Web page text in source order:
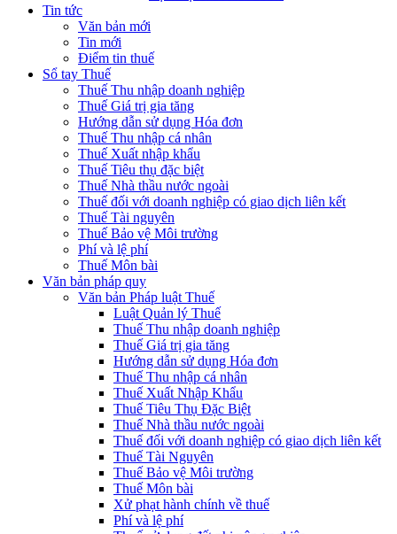
Tin tức
Văn bản mới
Tin mới
Điểm tin thuế
Sổ tay Thuế
Thuế Thu nhập doanh nghiệp
Thuế Giá trị gia tăng
Hướng dẫn sử dụng Hóa đơn
Thuế Thu nhập cá nhân
Thuế Xuất nhập khẩu
Thuế Tiêu thụ đặc biệt
Thuế Nhà thầu nước ngoài
Thuế đối với doanh nghiệp có giao dịch liên kết
Thuế Tài nguyên
Thuế Bảo vệ Môi trường
Phí và lệ phí
Thuế Môn bài
Văn bản pháp quy
Văn bản Pháp luật Thuế
Luật Quản lý Thuế
Thuế Thu nhập doanh nghiệp
Thuế Giá trị gia tăng
Hướng dẫn sử dụng Hóa đơn
Thuế Thu nhập cá nhân
Thuế Xuất Nhập Khẩu
Thuế Tiêu Thụ Đặc Biệt
Thuế Nhà thầu nước ngoài
Thuế đối với doanh nghiệp có giao dịch liên kết
Thuế Tài Nguyên
Thuế Bảo vệ Môi trường
Thuế Môn bài
Xử phạt hành chính về thuế
Phí và lệ phí